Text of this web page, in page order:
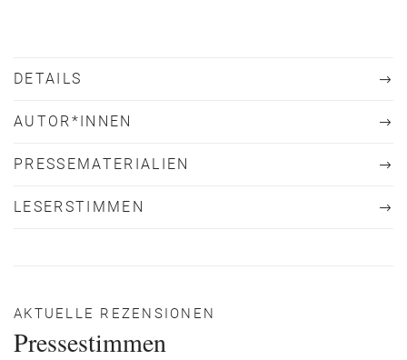
DETAILS
AUTOR*INNEN
PRESSEMATERIALIEN
LESERSTIMMEN
AKTUELLE REZENSIONEN
Pressestimmen